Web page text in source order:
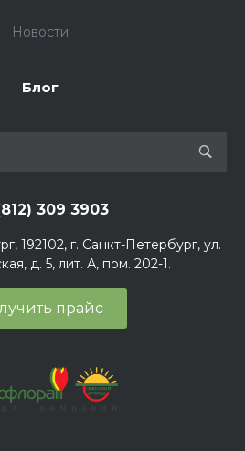
Новости
Блог
309 3903
192102, г. Санкт-Петербург, ул.
д. 5, лит. А, пом. 202-1.
прайс